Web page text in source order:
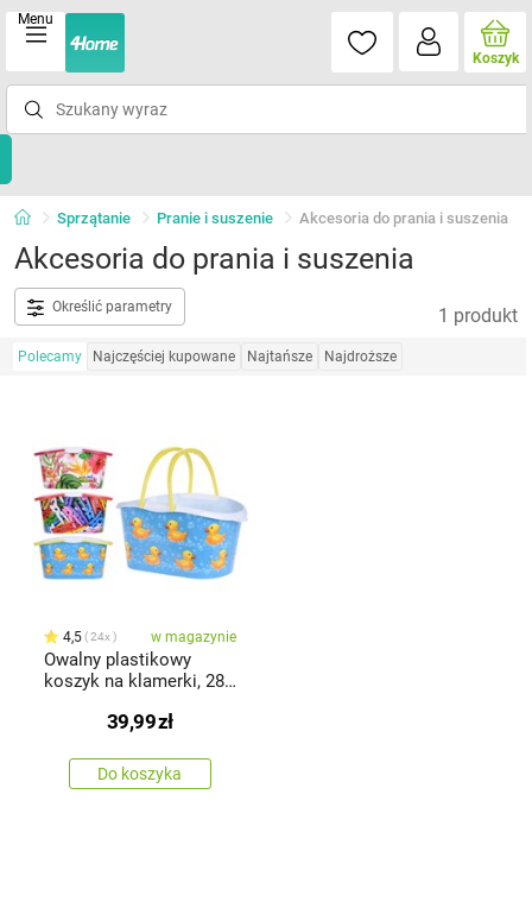
Menu
Koszyk
Sprzątanie Pranie i suszenie Akcesoria do prania i suszenia
Akcesoria do prania i suszenia
Określić parametry 1 produkt
Polecamy Najczęściej kupowane Najtańsze Najdroższe
4,5 24x w magazynie
Owalny plastikowy
koszyk na klamerki, 28
39,99zł
Do koszyka